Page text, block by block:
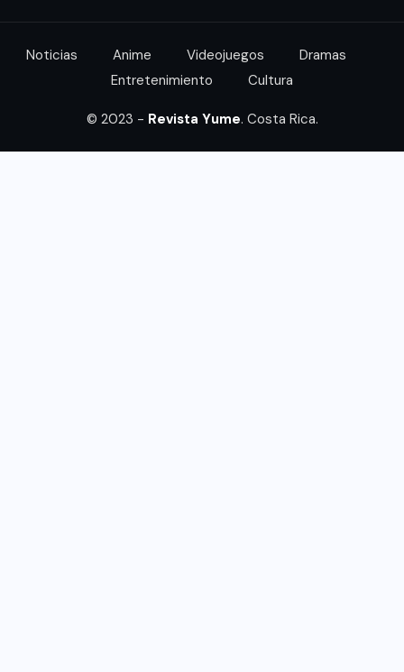
Noticias Anime Videojuegos
Dramas
Entretenimiento
Cultura
© 2023 - Revista Yume. Costa Rica.